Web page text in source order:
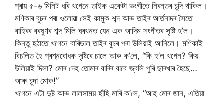
প্ৰায় ৫-৬ মিনিট ধৰি খগেনে তাইক একেটা ভংগীতে নিৰন্তৰ চুদি থাকিল।
মণিকাৰ বুচৰ পৰা ওলোৱা সেই কামুক শব্দ আৰু তাইৰ আৰ্তনাদৰ সৈতে
বাহিৰৰ বৰষুণৰ শব্দ মিলি ঘৰখনত যেন এক আদিম সংগীতৰ সৃষ্টি হ’ল।
কিন্তু হঠাতে খগেনে বাৰিডাল তাইৰ বুচৰ পৰা উলিয়াই আনিলে। মণিকাই
বিচলিত হৈ প্ৰশ্নবোধক দৃষ্টিৰে চালে আৰু ক’লে, “কি হ’ল খগেন? কিয়
উলিয়াই দিলা? মোৰ দেহ তোমাৰ বাৰিৰ বাবে জ্বলি পুৰি ছাৰখাৰ হৈছে…
আৰু চুদা মোক!”
খগেনে এটা দুষ্ট আৰু লালসাময় হাঁহি মাৰি ক’লে, “আহ মোৰ জান, এতিয়া